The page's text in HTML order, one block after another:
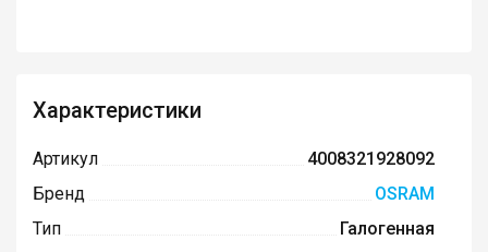
Характеристики
Артикул
4008321928092
Бренд
OSRAM
Тип
Галогенная